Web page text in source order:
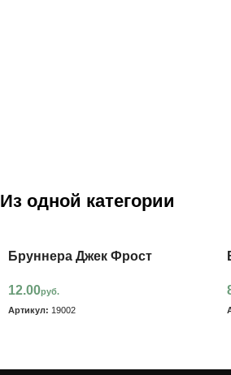
Из одной категории
Бруннера Джек Фрост
12.00руб.
Артикул: 19002